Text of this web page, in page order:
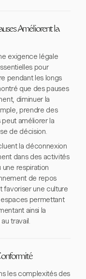
Améliorent la
exigence légale
pour
pendant les longs
que des pauses
diminuer la
prendre des
améliorer la
de décision.
la déconnexion
dans des activités
respiration
de repos
favoriser une culture
permettant
ainsi la
travail.
les complexités des